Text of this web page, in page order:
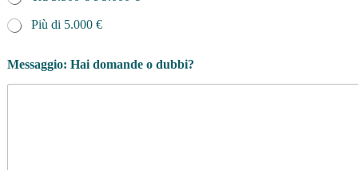
Più di 5.000 €
Messaggio: Hai domande o dubbi?